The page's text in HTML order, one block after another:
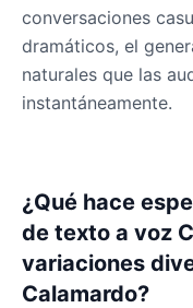
conversaciones
dramáticos, el
naturales que las
instantáneamente.
¿Qué hace
de texto a voz
variaciones
Calamardo?